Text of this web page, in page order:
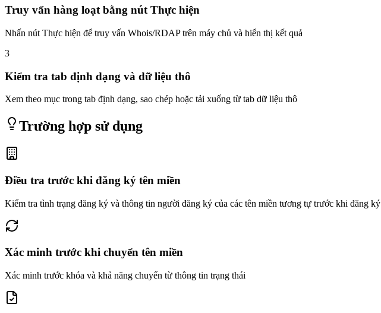
Truy vấn hàng loạt bằng nút Thực hiện
Nhấn nút Thực hiện để truy vấn Whois/RDAP trên máy chủ và hiển thị kết quả
3
Kiểm tra tab định dạng và dữ liệu thô
Xem theo mục trong tab định dạng, sao chép hoặc tải xuống từ tab dữ liệu thô
Trường hợp sử dụng
Điều tra trước khi đăng ký tên miền
Kiểm tra tình trạng đăng ký và thông tin người đăng ký của các tên miền tương tự trước khi đăng ký
Xác minh trước khi chuyển tên miền
Xác minh trước khóa và khả năng chuyển từ thông tin trạng thái